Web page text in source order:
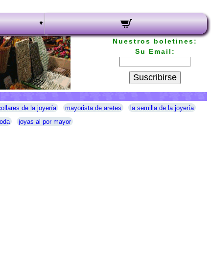
Nuestros boletines:
Su Email:
Suscribirse
de la joyería mayorista de aretes
la semilla de la joyería
joyas al por mayor